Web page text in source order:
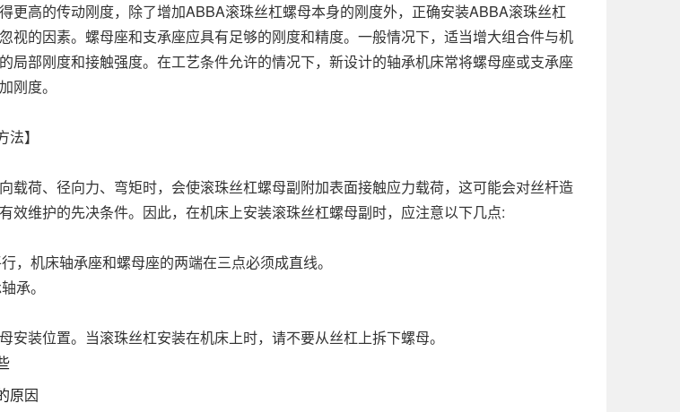
更高的传动刚度，除了增加ABBA滚珠丝杠螺母本身的刚度外，正确安装ABBA滚珠丝杠
视的因素。螺母座和支承座应具有足够的刚度和精度。一般情况下，适当增大组合件与机
局部刚度和接触强度。在工艺条件允许的情况下，新设计的轴承机床常将螺母座或支承座
刚度。
】
载荷、径向力、弯矩时，会使滚珠丝杠螺母副附加表面接触应力载荷，这可能会对丝杆造
效维护的先决条件。因此，在机床上安装滚珠丝杠螺母副时，应注意以下几点:
，机床轴承座和螺母座的两端在三点必须成直线。
承。
安装位置。当滚珠丝杠安装在机床上时，请不要从丝杠上拆下螺母。
原因